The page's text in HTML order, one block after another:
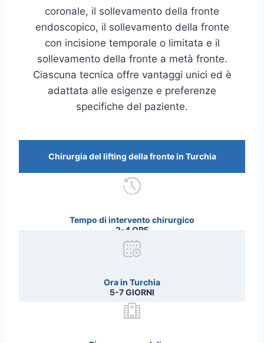
coronale, il sollevamento della fronte
endoscopico, il sollevamento della fronte
con incisione temporale o limitata e il
sollevamento della fronte a metà fronte.
Ciascuna tecnica offre vantaggi unici ed è
adattata alle esigenze e preferenze
specifiche del paziente.
Chirurgia del lifting della fronte in Turchia
Tempo di intervento chirurgico
2-4 ORE
Ora in Turchia
5-7 GIORNI